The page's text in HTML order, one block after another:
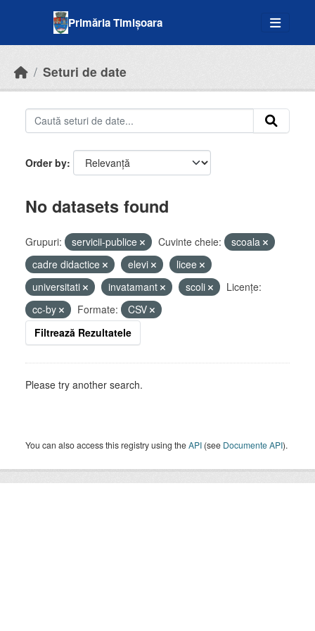
Primăria Timișoara
Seturi de date
Order by
No datasets found
Grupuri: servicii-publice Cuvinte cheie:
scoala
cadre didactice
elevi
licee
universitati
invatamant scoli
Licenţe:
cc-by
Formate:
CSV
Filtrează Rezultatele
Please try another search.
You can also access this registry using theAPI (see Documente API).